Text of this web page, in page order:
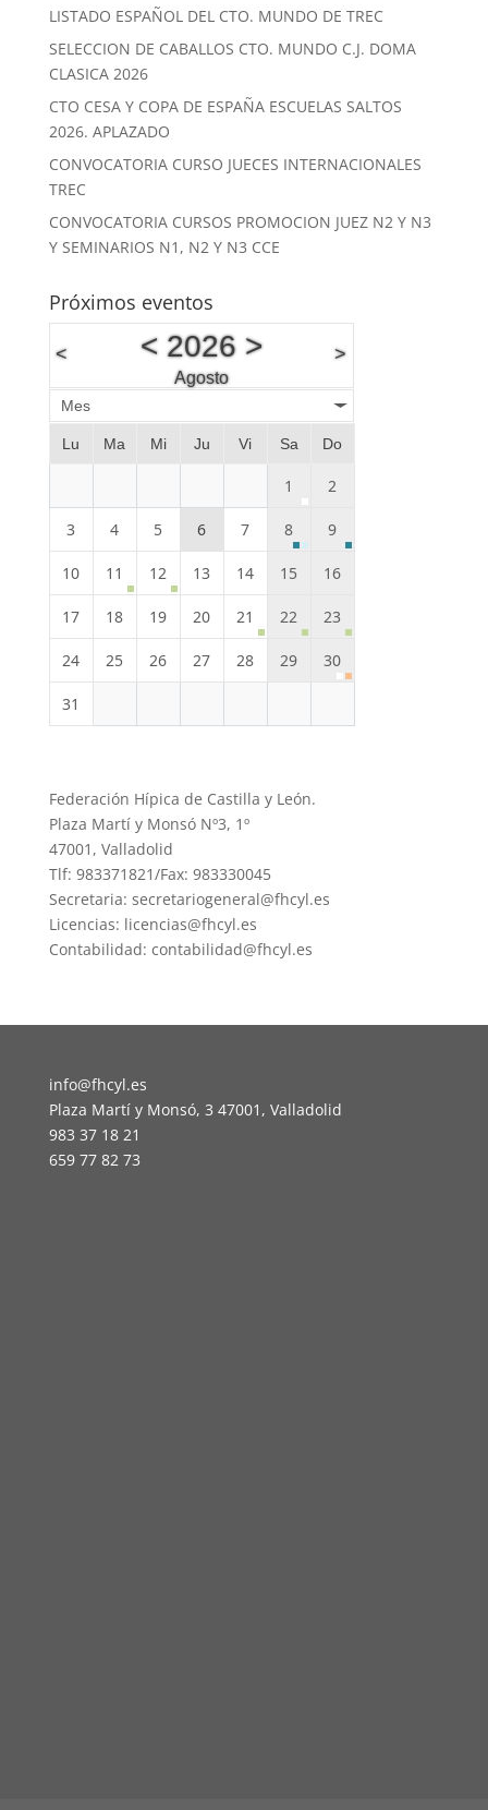
LISTADO ESPAÑOL DEL CTO. MUNDO DE TREC
SELECCION DE CABALLOS CTO. MUNDO C.J. DOMA
CLASICA 2026
CTO CESA Y COPA DE ESPAÑA ESCUELAS SALTOS
2026. APLAZADO
CONVOCATORIA CURSO JUECES INTERNACIONALES
TREC
CONVOCATORIA CURSOS PROMOCION JUEZ N2 Y N3
Y SEMINARIOS N1, N2 Y N3 CCE
Próximos eventos
< < 2026>
Agosto
>
Mes
Lu Ma Mi Ju Vi Sa Do
1 2
3 4 5 6 7 8 9
10 11 12 13 14 15 16
17 18 19 20 21 22 23
24 25 26 27 28 29 30
31
Federación Hípica de Castilla y León.
Plaza Martí y Monsó Nº3, 1º
47001, Valladolid
Tlf: 983371821/Fax: 983330045
Secretaria: secretariogeneral@fhcyl.es
Licencias: licencias@fhcyl.es
Contabilidad: contabilidad@fhcyl.es
info@fhcyl.es
Plaza Martí y Monsó, 3 47001, Valladolid
983 37 18 21
659 77 82 73